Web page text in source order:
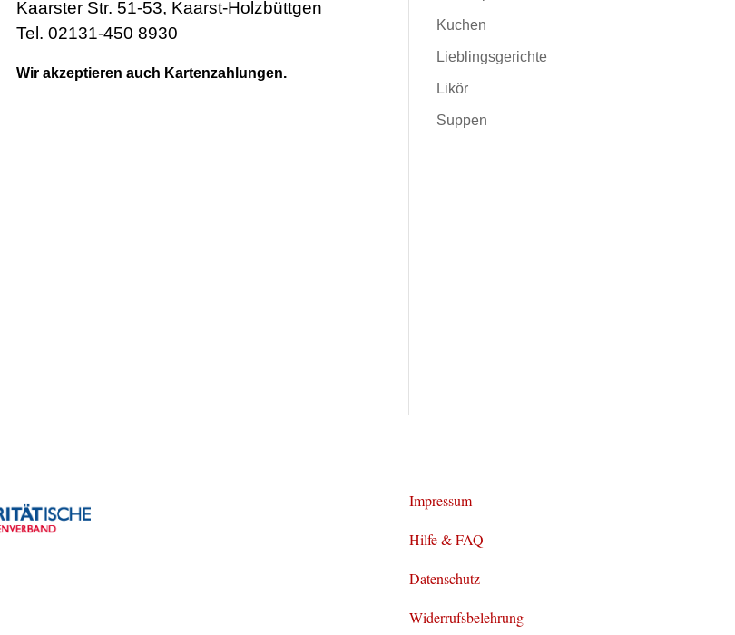
Kaarster Str. 51-53, Kaarst-Holzbüttgen
Tel. 02131-450 8930
Wir akzeptieren auch Kartenzahlungen.
Kuchen
Lieblingsgerichte
Likör
Suppen
Impressum
Hilfe & FAQ
Datenschutz
Widerrufsbelehrung